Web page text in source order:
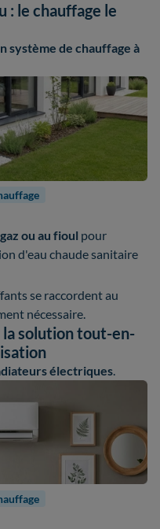
: le chauffage le
système de chauffage à
ou au fioul pour
d'eau chaude sanitaire
se raccordent au
nécessaire.
la solution tout-en-
électriques